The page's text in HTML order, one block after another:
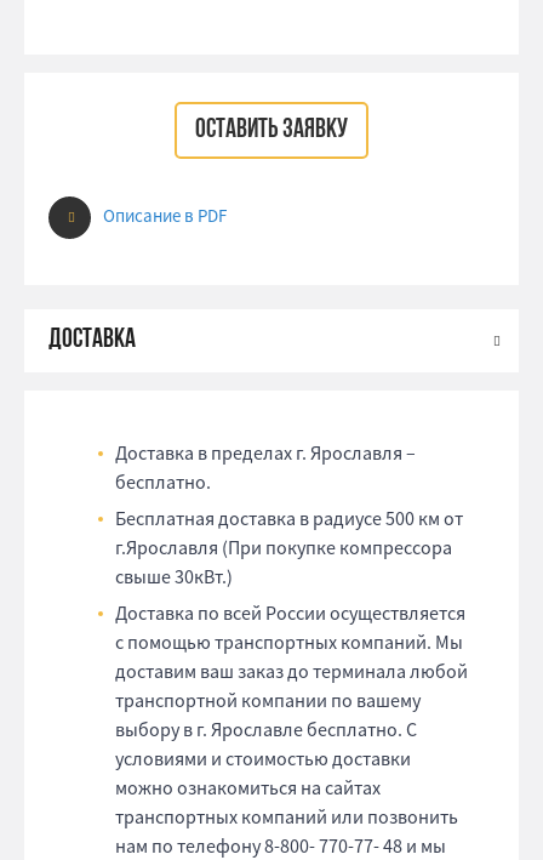
ОСТАВИТЬ ЗАЯВКУ
Описание в PDF
Доставка в пределах г. Ярославля –
бесплатно.
Бесплатная доставка в радиусе 500 км от
г.Ярославля (При покупке компрессора
свыше 30кВт.)
Доставка по всей России осуществляется
с помощью транспортных компаний. Мы
доставим ваш заказ до терминала любой
транспортной компании по вашему
выбору в г. Ярославле бесплатно. С
условиями и стоимостью доставки
можно ознакомиться на сайтах
транспортных компаний или позвонить
нам по телефону 8-800- 770-77- 48 и мы